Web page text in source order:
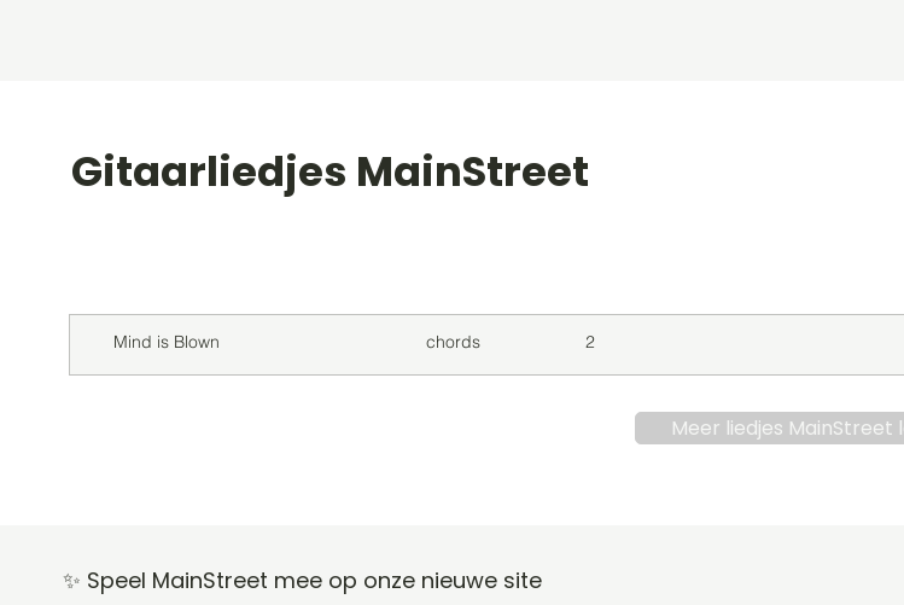
Gitaarliedjes MainStreet
Mind is Blown chords 2
Meer liedjes MainStreet
✨ Speel MainStreet mee op onze nieuwe site